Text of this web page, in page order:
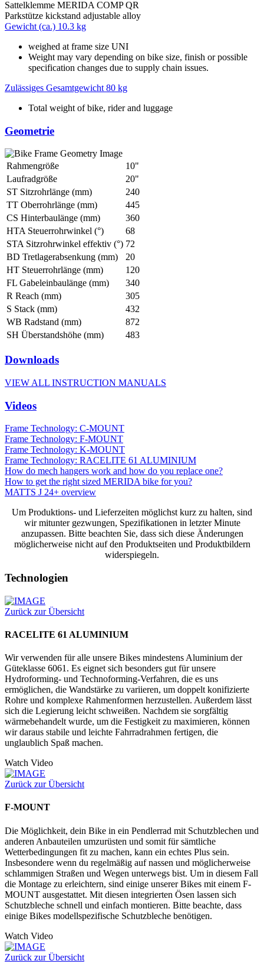
Sattelklemme MERIDA COMP QR
Parkstütze kickstand adjustable alloy
Gewicht (ca.) 10.3 kg
weighed at frame size UNI
Weight may vary depending on bike size, finish or possible
specification changes due to supply chain issues.
Zulässiges Gesamtgewicht 80 kg
Total weight of bike, rider and luggage
Geometrie
Rahmengröße
10"
Laufradgröße
20"
ST Sitzrohrlänge (mm)
240
TT Oberrohrlänge (mm)
445
CS Hinterbaulänge (mm)
360
HTA Steuerrohrwinkel (°)
68
STA Sitzrohrwinkel effektiv (°) 72
BD Tretlagerabsenkung (mm)
20
HT Steuerrohrlänge (mm)
120
FL Gabeleinbaulänge (mm)
340
R Reach (mm)
305
S Stack (mm)
432
WB Radstand (mm)
872
SH Überstandshöhe (mm)
483
Downloads
VIEW ALL INSTRUCTION MANUALS
Videos
Frame Technology: C-MOUNT
Frame Technology: F-MOUNT
Frame Technology: K-MOUNT
Frame Technology: RACELITE 61 ALUMINIUM
How do mech hangers work and how do you replace one?
How to get the right sized MERIDA bike for you?
MATTS J 24+ overview
Um Produktions- und Lieferzeiten möglichst kurz zu halten, sind
wir mitunter gezwungen, Spezifikationen in letzter Minute
anzupassen. Bitte beachten Sie, dass sich diese Änderungen
möglicherweise nicht auf den Produktseiten und Produktbildern
widerspiegeln.
Technologien
Zurück zur Übersicht
RACELITE 61 ALUMINIUM
Wir verwenden für alle unsere Bikes mindestens Aluminium der
Güteklasse 6061. Es eignet sich besonders gut für unsere
Hydroforming- und Technoforming-Verfahren, die es uns
ermöglichen, die Wandstärke zu variieren, um doppelt konifizierte
Rohre und komplexe Rahmenformen herzustellen. Außerdem lässt
sich die Legierung leicht schweißen. Nachdem sie sorgfältig
wärmebehandelt wurde, um die Festigkeit zu maximieren, können
wir daraus stabile und leichte Fahrradrahmen fertigen, die
unglaublich Spaß machen.
Watch Video
Zurück zur Übersicht
F-MOUNT
Die Möglichkeit, dein Bike in ein Pendlerrad mit Schutzblechen und
anderen Anbauteilen umzurüsten und somit für sämtliche
Wetterbedingungen fit zu machen, kann ein echtes Plus sein.
Insbesondere wenn du regelmäßig auf nassen und möglicherweise
schlammigen Straßen und Wegen unterwegs bist. Um in diesem Fall
die Montage zu erleichtern, sind einige unserer Bikes mit einem F-
MOUNT ausgestattet. Mit diesen integrierten Ösen lassen sich
Schutzbleche schnell und einfach montieren. Bitte beachte, dass
einige Bikes modellspezifische Schutzbleche benötigen.
Watch Video
Zurück zur Übersicht